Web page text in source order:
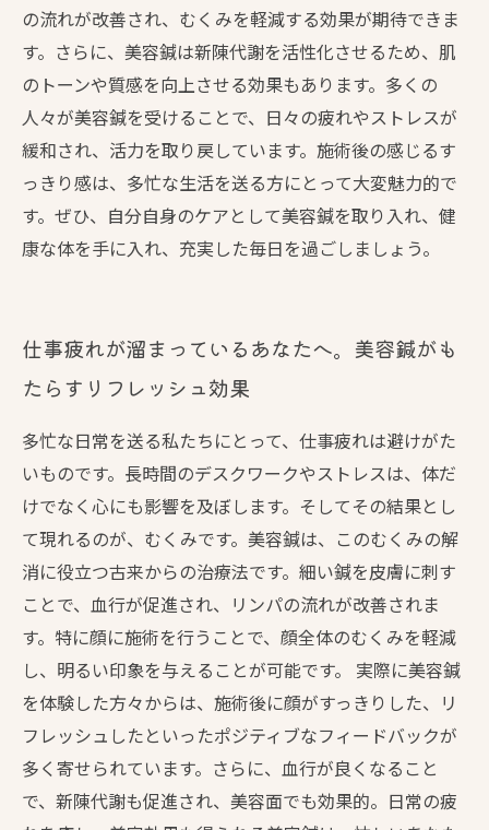
の流れが改善され、むくみを軽減する効果が期待できま
す。さらに、美容鍼は新陳代謝を活性化させるため、肌
のトーンや質感を向上させる効果もあります。多くの
人々が美容鍼を受けることで、日々の疲れやストレスが
緩和され、活力を取り戻しています。施術後の感じるす
っきり感は、多忙な生活を送る方にとって大変魅力的で
す。ぜひ、自分自身のケアとして美容鍼を取り入れ、健
康な体を手に入れ、充実した毎日を過ごしましょう。
仕事疲れが溜まっているあなたへ。美容鍼がも
たらすリフレッシュ効果
多忙な日常を送る私たちにとって、仕事疲れは避けがた
いものです。長時間のデスクワークやストレスは、体だ
けでなく心にも影響を及ぼします。そしてその結果とし
て現れるのが、むくみです。美容鍼は、このむくみの解
消に役立つ古来からの治療法です。細い鍼を皮膚に刺す
ことで、血行が促進され、リンパの流れが改善されま
す。特に顔に施術を行うことで、顔全体のむくみを軽減
し、明るい印象を与えることが可能です。 実際に美容鍼
を体験した方々からは、施術後に顔がすっきりした、リ
フレッシュしたといったポジティブなフィードバックが
多く寄せられています。さらに、血行が良くなること
で、新陳代謝も促進され、美容面でも効果的。日常の疲